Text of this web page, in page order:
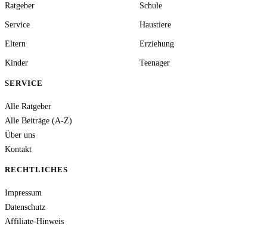
Ratgeber Schule
Service Haustiere
Eltern Erziehung
Kinder Teenager
SERVICE
Alle Ratgeber
Alle Beiträge (A-Z)
Über uns
Kontakt
RECHTLICHES
Impressum
Datenschutz
Affiliate-Hinweis